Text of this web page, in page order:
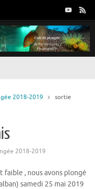
2018-2019
sortie
2018-2019
faible , nous avons plongé
samedi 25 mai 2019